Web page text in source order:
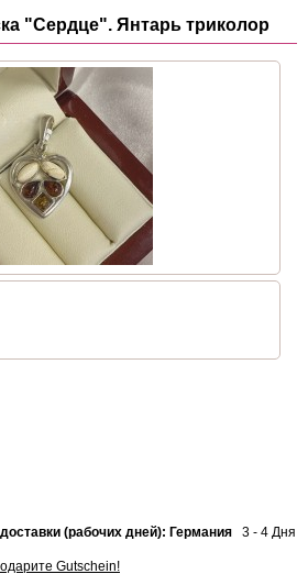
"Сердце". Янтарь триколор
(рабочих дней): Германия 3 - 4 Дня
Gutschein!